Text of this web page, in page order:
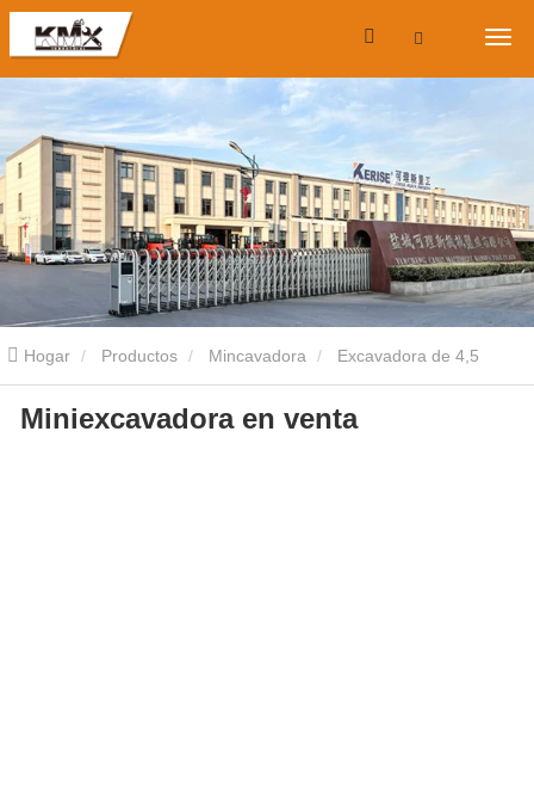
Hogar Productos Mincavadora Excavadora de 4,5
toneladas Miniexcavadora en venta
Miniexcavadora en venta